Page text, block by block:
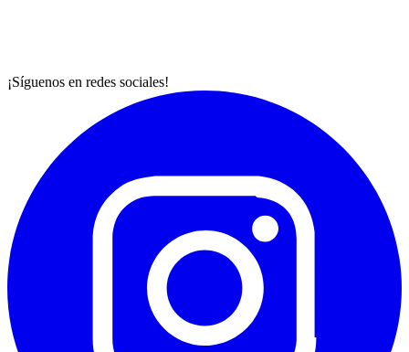
¡Síguenos en redes sociales!